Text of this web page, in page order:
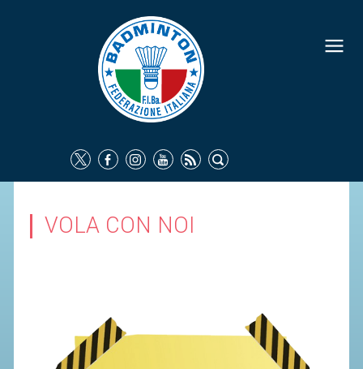
VOLA CON NOI
FEDERAZIONE
IDENTITÀ
COMMISSIONI FEDERALI
ORGANI TERRITORIALI
COMUNICAZIONE E MARKETING